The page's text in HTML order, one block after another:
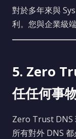
對於多年來與
利。您與企業級
5. Zero
任任何事
Zero Trust DNS
所有對外 DNS